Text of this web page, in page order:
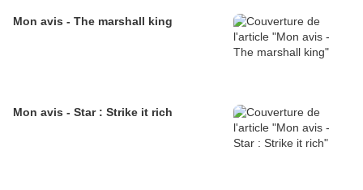
Mon avis - The marshall king
Mon avis - Star : Strike it rich